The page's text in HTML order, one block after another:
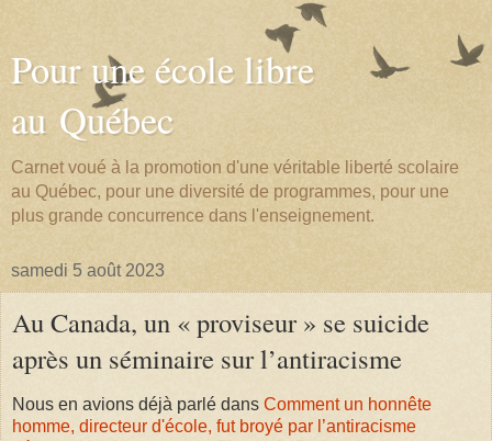
Pour une école libre
au Québec
Carnet voué à la promotion d'une véritable liberté scolaire
au Québec, pour une diversité de programmes, pour une
plus grande concurrence dans l'enseignement.
samedi 5 août 2023
Au Canada, un « proviseur » se suicide
après un séminaire sur l’antiracisme
Nous en avions déjà parlé dans Comment un honnête
homme, directeur d'école, fut broyé par l’antiracisme